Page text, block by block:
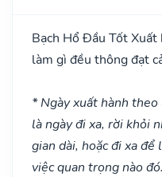
Bạch Hổ Đầu TốtXuất
làm gì đều thông đạt
* Ngày xuất hành
là ngày đi xa, rời khỏi
gian dài, hoặc đi xa
việc quan trọng nào